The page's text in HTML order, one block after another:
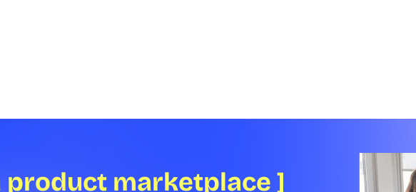
product marketplace ]